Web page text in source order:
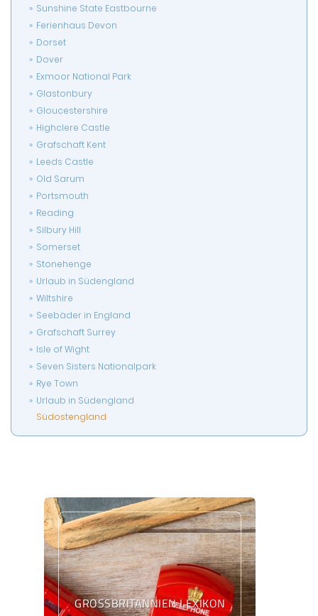
Sunshine State Eastbourne
Ferienhaus Devon
Dorset
Dover
Exmoor National Park
Glastonbury
Gloucestershire
Highclere Castle
Grafschaft Kent
Leeds Castle
Old Sarum
Portsmouth
Reading
Silbury Hill
Somerset
Stonehenge
Urlaub in Südengland
Wiltshire
Seebäder in England
Grafschaft Surrey
Isle of Wight
Seven Sisters Nationalpark
Rye Town
Urlaub in Südengland
Südostengland
GROSSBRITANNIEN LEXIKON